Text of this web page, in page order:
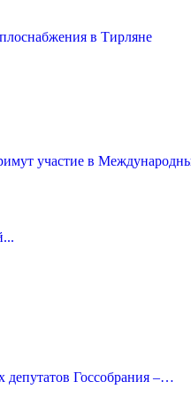
в Тирляне
участие в
депутатов Госсобрания –…